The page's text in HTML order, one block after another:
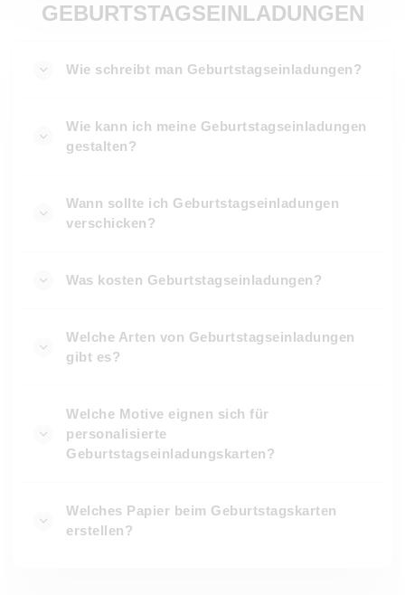
GEBURTSTAGSEINLADUNGEN
Wie schreibt man Geburtstagseinladungen?
Wie kann ich meine Geburtstagseinladungen
gestalten?
Wann sollte ich Geburtstagseinladungen
verschicken?
Was kosten Geburtstagseinladungen?
Welche Arten von Geburtstagseinladungen
gibt es?
Welche Motive eignen sich für
personalisierte
Geburtstagseinladungskarten?
Welches Papier beim Geburtstagskarten
erstellen?